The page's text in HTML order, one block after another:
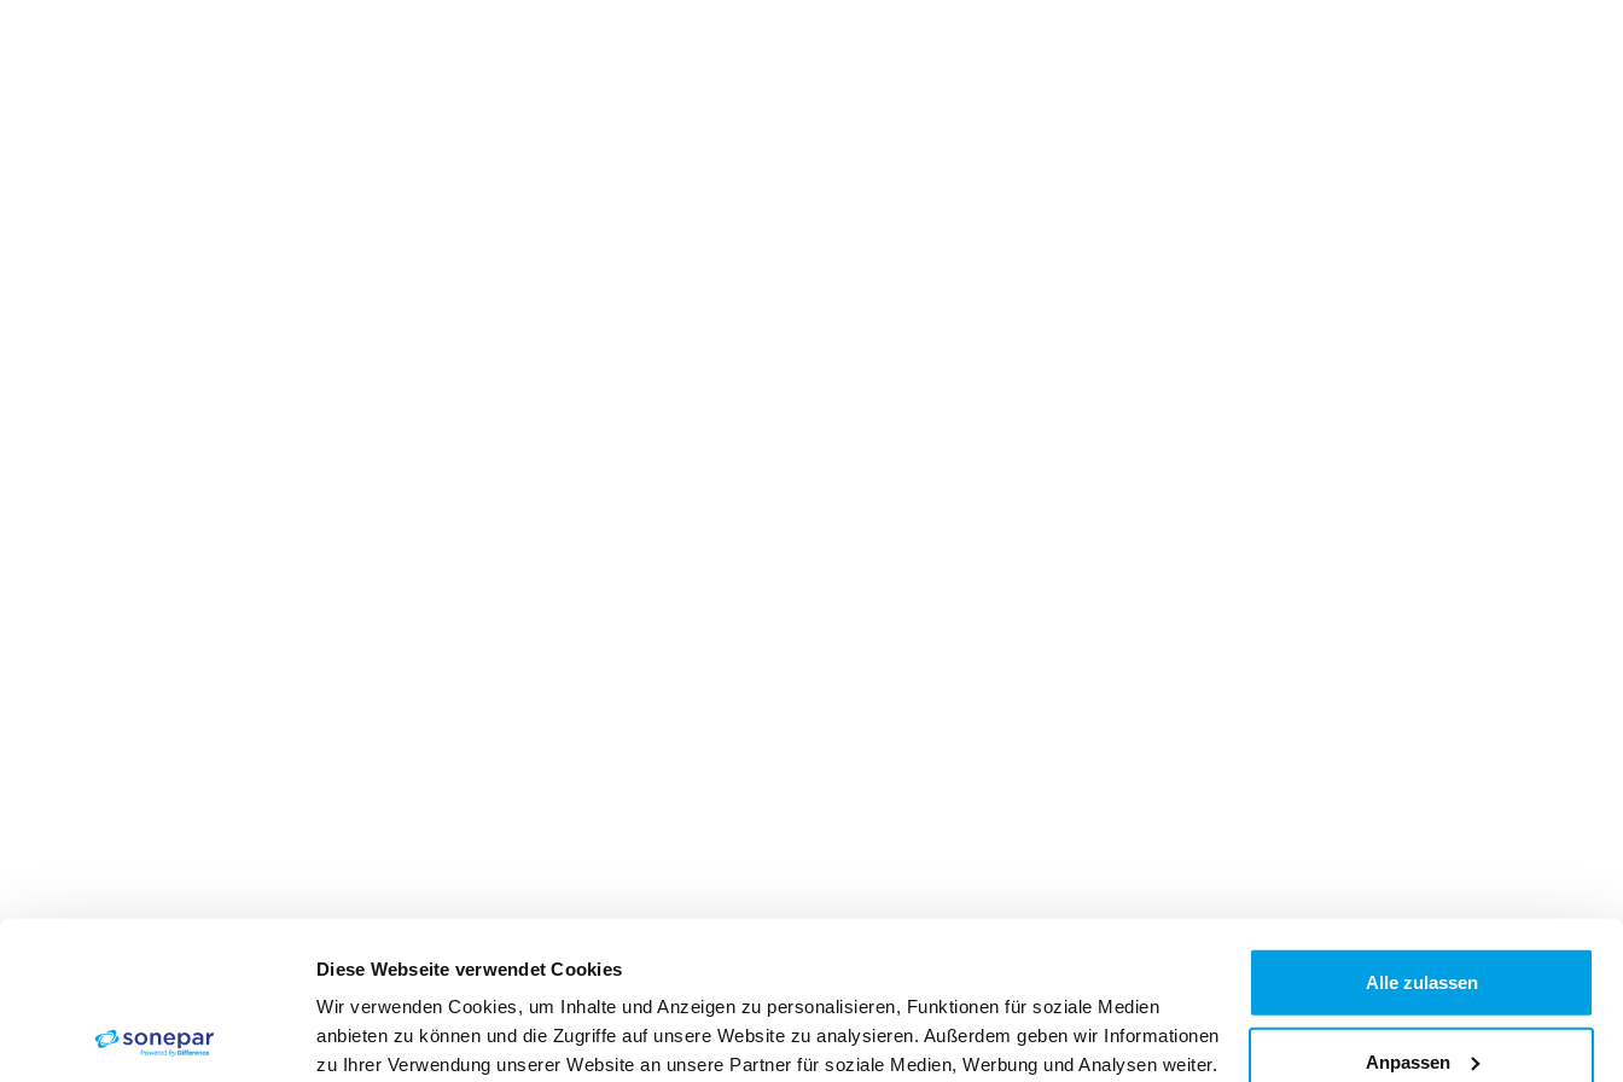
Diese Webseite verwendet Cookies
Wir verwenden Cookies, um Inhalte und Anzeigen zu personalisieren, Funktionen für soziale Medien
anbieten zu können und die Zugriffe auf unsere Website zu analysieren. Außerdem geben wir Informationen
zu Ihrer Verwendung unserer Website an unsere Partner für soziale Medien, Werbung und Analysen weiter.
Alle zulassen
Anpassen